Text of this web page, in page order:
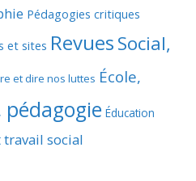
Pédagogies critiques
et sites RevuesSocial,
et dire nos luttes École,
pédagogie Éducation
social